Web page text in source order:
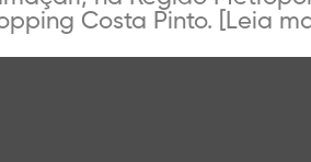
Costa Pinto. [Leia